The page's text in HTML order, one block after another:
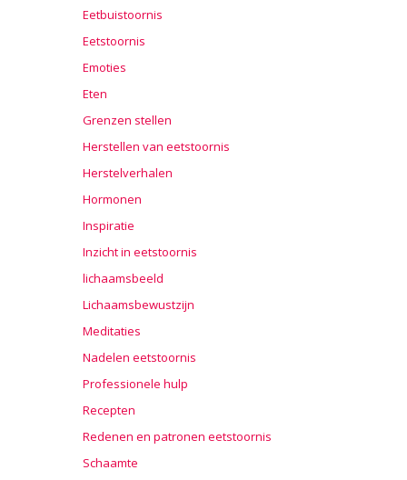
Eetbuistoornis
Eetstoornis
Emoties
Eten
Grenzen stellen
Herstellen van eetstoornis
Herstelverhalen
Hormonen
Inspiratie
Inzicht in eetstoornis
lichaamsbeeld
Lichaamsbewustzijn
Meditaties
Nadelen eetstoornis
Professionele hulp
Recepten
Redenen en patronen eetstoornis
Schaamte